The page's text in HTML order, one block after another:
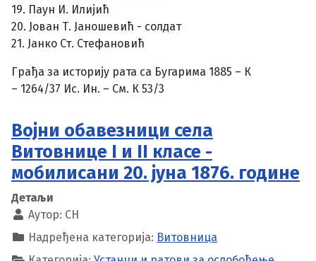
19. Паун И. Илијић
20. Јован Т. Јаношевић - солдат
21. Јанко Ст. Стефановић
Грађа за историју рата са Бугарима 1885 – К
– 1264/37 Ис. Ин. – См. К 53/3
Војни обавезници села
Витовнице I и II класе -
мобилисани 20. јуна 1876. године
Детаљи
Аутор: CH
Надређена категорија: Витовница